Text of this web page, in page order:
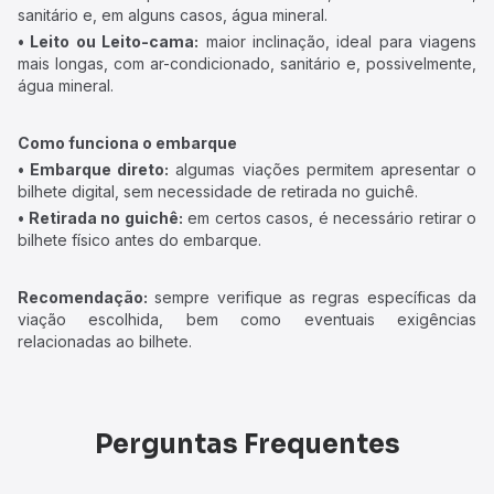
sanitário e, em alguns casos, água mineral.
• Leito ou Leito-cama: maior inclinação, ideal para viagens
mais longas, com ar-condicionado, sanitário e, possivelmente,
água mineral.
Como funciona o embarque
• Embarque direto: algumas viações permitem apresentar o
bilhete digital, sem necessidade de retirada no guichê.
• Retirada no guichê: em certos casos, é necessário retirar o
bilhete físico antes do embarque.
Recomendação: sempre verifique as regras específicas da
viação escolhida, bem como eventuais exigências
relacionadas ao bilhete.
Perguntas Frequentes